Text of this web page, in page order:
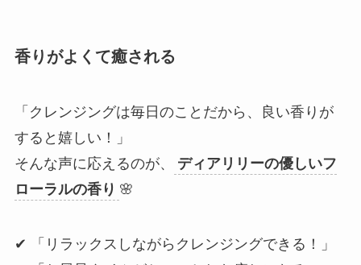
香りがよくて癒される
「クレンジングは毎日のことだから、良い香りが
すると嬉しい！」
そんな声に応えるのが、
ディアリリーの優しいフ
ローラルの香り 🌸
✔ 「リラックスしながらクレンジングできる！」